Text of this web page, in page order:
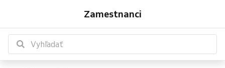
Zamestnanci